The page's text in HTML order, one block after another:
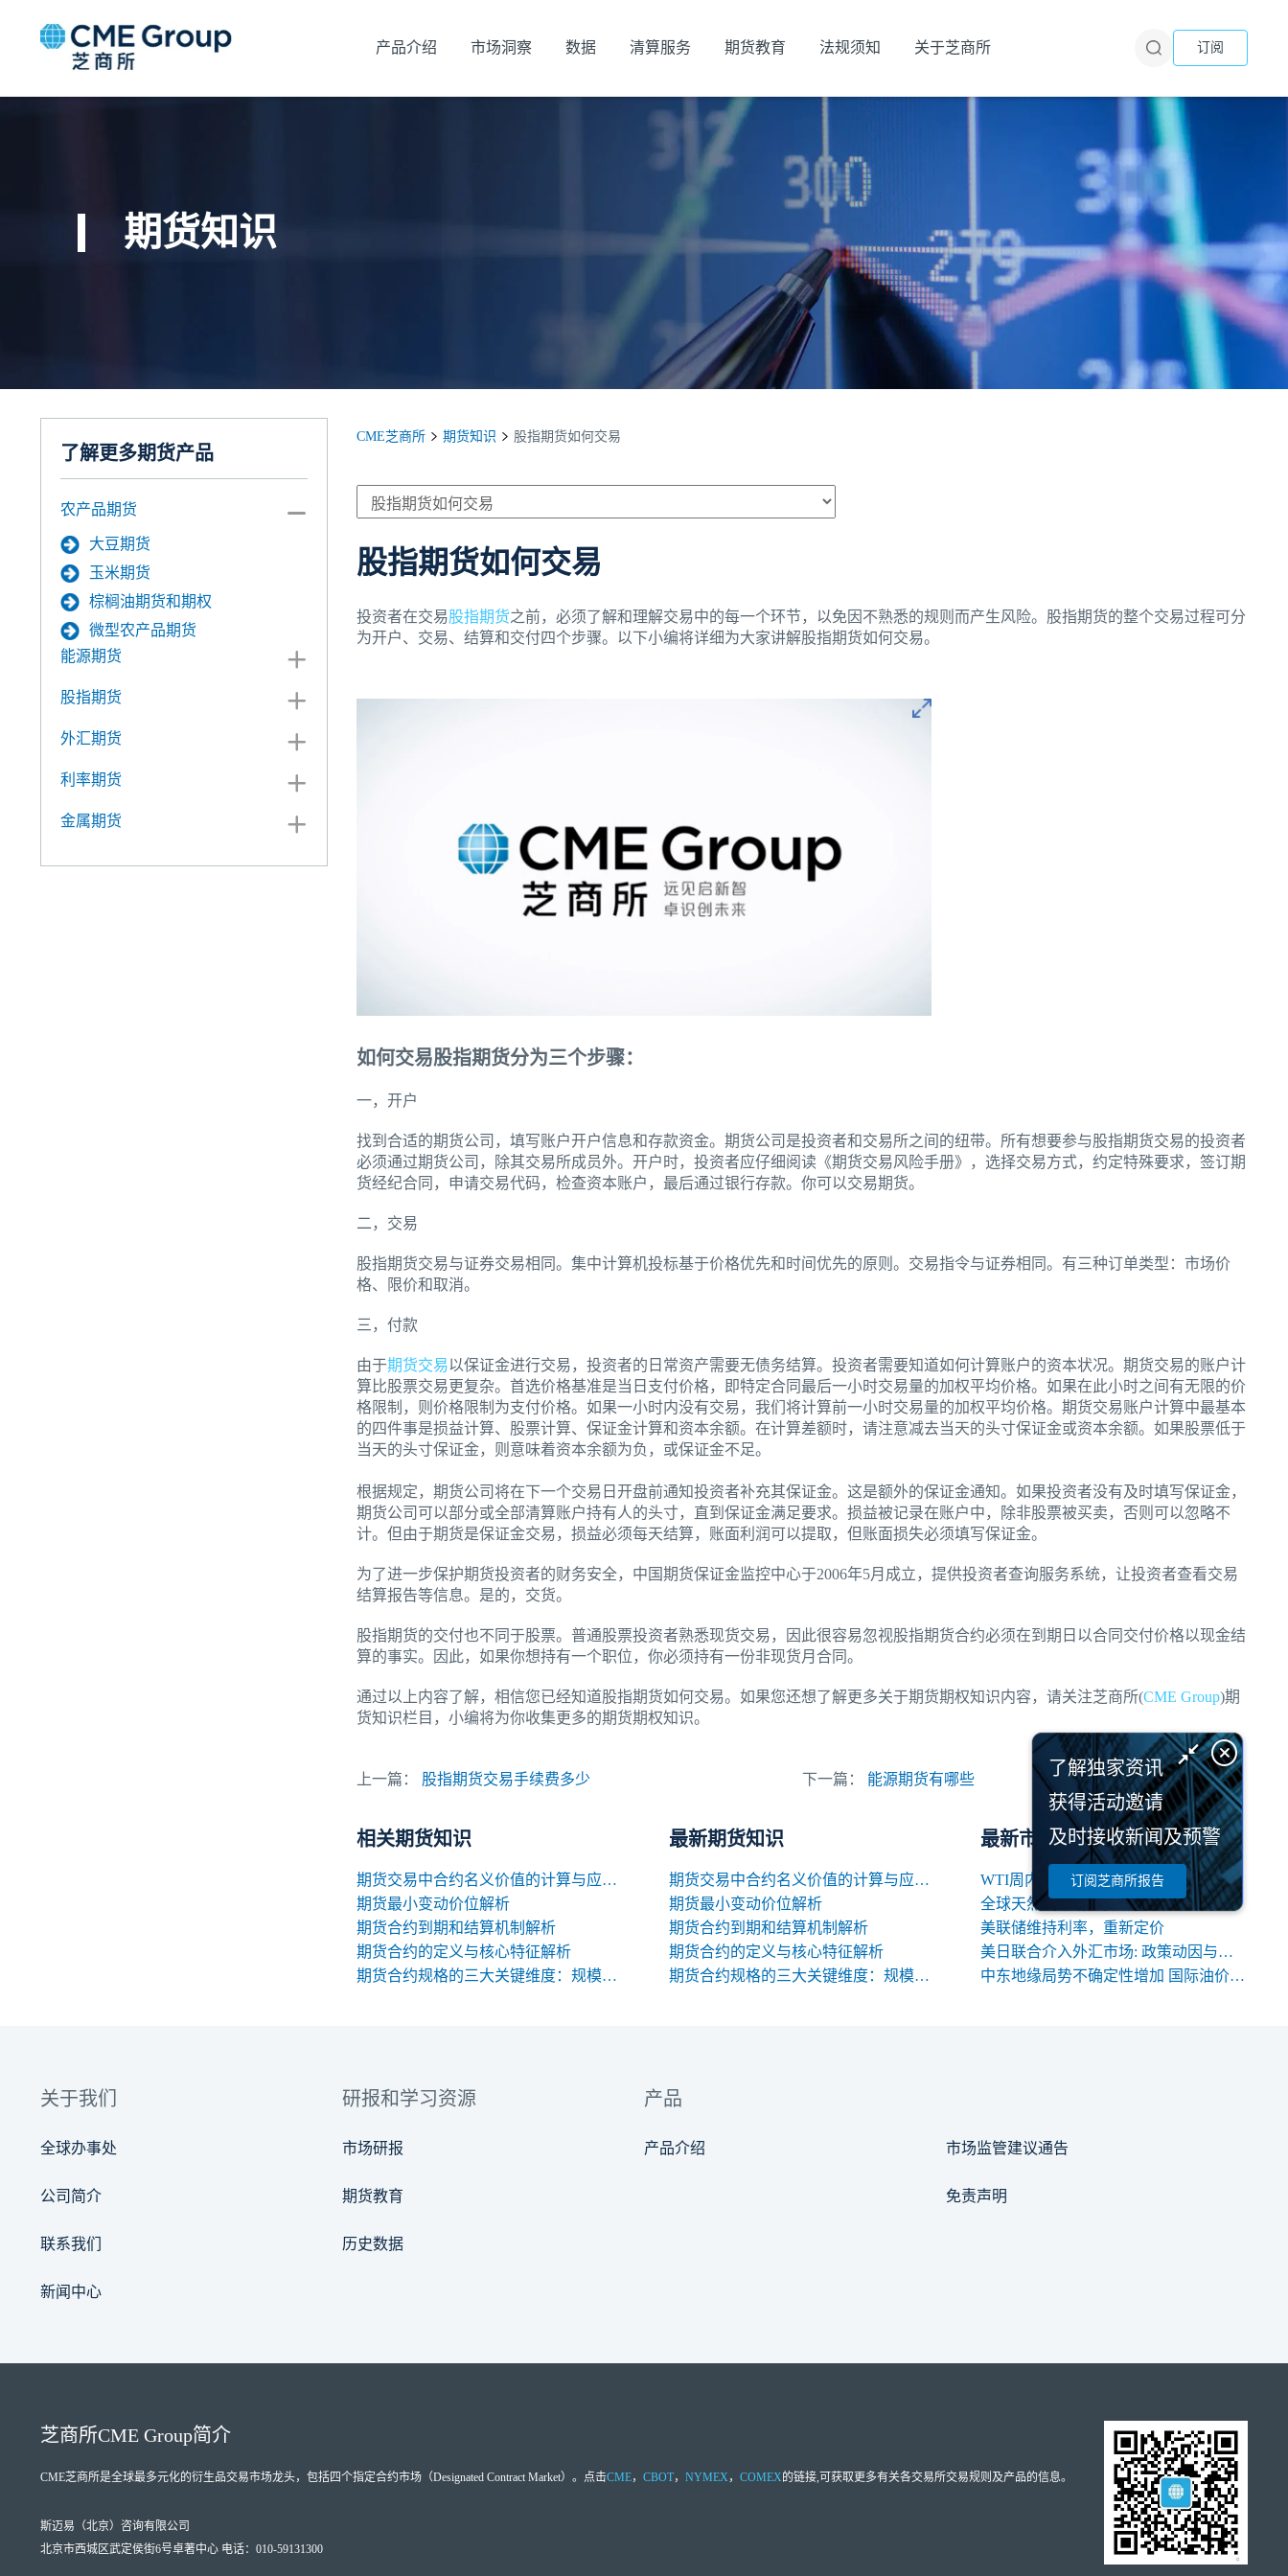
产品介绍 市场洞察 数据 清算服务 期货教育 法规须知 关于芝商所 订阅
期货知识
了解更多期货产品
农产品期货
大豆期货
玉米期货
棕榈油期货和期权
微型农产品期货
能源期货
股指期货
外汇期货
利率期货
金属期货
CME芝商所 期货知识 股指期货如何交易
股指期货如何交易
投资者在交易股指期货之前，必须了解和理解交易中的每一个环节，以免因不熟悉的规则而产生风险。股指期货的整个交易过程可分
为开户、交易、结算和交付四个步骤。以下小编将详细为大家讲解股指期货如何交易。
如何交易股指期货分为三个步骤：
一，开户
找到合适的期货公司，填写账户开户信息和存款资金。期货公司是投资者和交易所之间的纽带。所有想要参与股指期货交易的投资者
必须通过期货公司，除其交易所成员外。开户时，投资者应仔细阅读《期货交易风险手册》，选择交易方式，约定特殊要求，签订期
货经纪合同，申请交易代码，检查资本账户，最后通过银行存款。你可以交易期货。
二，交易
股指期货交易与证券交易相同。集中计算机投标基于价格优先和时间优先的原则。交易指令与证券相同。有三种订单类型：市场价
格、限价和取消。
三，付款
由于期货交易以保证金进行交易，投资者的日常资产需要无债务结算。投资者需要知道如何计算账户的资本状况。期货交易的账户计
算比股票交易更复杂。首选价格基准是当日支付价格，即特定合同最后一小时交易量的加权平均价格。如果在此小时之间有无限的价
格限制，则价格限制为支付价格。如果一小时内没有交易，我们将计算前一小时交易量的加权平均价格。期货交易账户计算中最基本
的四件事是损益计算、股票计算、保证金计算和资本余额。在计算差额时，请注意减去当天的头寸保证金或资本余额。如果股票低于
当天的头寸保证金，则意味着资本余额为负，或保证金不足。
根据规定，期货公司将在下一个交易日开盘前通知投资者补充其保证金。这是额外的保证金通知。如果投资者没有及时填写保证金，
期货公司可以部分或全部清算账户持有人的头寸，直到保证金满足要求。损益被记录在账户中，除非股票被买卖，否则可以忽略不
计。但由于期货是保证金交易，损益必须每天结算，账面利润可以提取，但账面损失必须填写保证金。
为了进一步保护期货投资者的财务安全，中国期货保证金监控中心于2006年5月成立，提供投资者查询服务系统，让投资者查看交易
结算报告等信息。是的，交货。
股指期货的交付也不同于股票。普通股票投资者熟悉现货交易，因此很容易忽视股指期货合约必须在到期日以合同交付价格以现金结
算的事实。因此，如果你想持有一个职位，你必须持有一份非现货月合同。
通过以上内容了解，相信您已经知道股指期货如何交易。如果您还想了解更多关于期货期权知识内容，请关注芝商所(CME Group)期
货知识栏目，小编将为你收集更多的期货期权知识。
上一篇： 股指期货交易手续费多少 下一篇： 能源期货有哪些
相关期货知识
期货交易中合约名义价值的计算与应用解析
期货最小变动价位解析
期货合约到期和结算机制解析
期货合约的定义与核心特征解析
期货合约规格的三大关键维度：规模、交割与标准化
最新期货知识
期货交易中合约名义价值的计算与应用解析
期货最小变动价位解析
期货合约到期和结算机制解析
期货合约的定义与核心特征解析
期货合约规格的三大关键维度：规模、交割与标准化
最新市场研报
WTI周内回落逾10%，OPEC+增产信号背后的多空暗涌
全球天然气市场8月关键变量：地缘、天气与库存
美联储维持利率，重新定价
美日联合介入外汇市场: 政策动因与中长期影响
中东地缘局势不确定性增加 国际油价高位震荡
了解独家资讯
获得活动邀请
及时接收新闻及预警
订阅芝商所报告
关于我们
全球办事处
公司简介
联系我们
新闻中心
研报和学习资源
市场研报
期货教育
历史数据
产品
产品介绍 市场监管建议通告
免责声明
芝商所CME Group简介
CME芝商所是全球最多元化的衍生品交易市场龙头，包括四个指定合约市场（Designated Contract Market）。点击CME， CBOT， NYMEX ， COMEX的链接,可获取更多有关各交易所交易规则及产品的信息。
斯迈易（北京）咨询有限公司
北京市西城区武定侯街6号卓著中心 电话：010-59131300